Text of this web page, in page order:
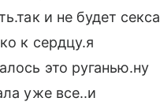
и не будет секса
к сердцу.я
это руганью.ну
уже все..и